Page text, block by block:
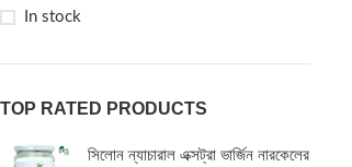
In stock
TOP RATED PRODUCTS
সিলোন ন্যাচারাল এক্সট্রা ভার্জিন নারকেলের